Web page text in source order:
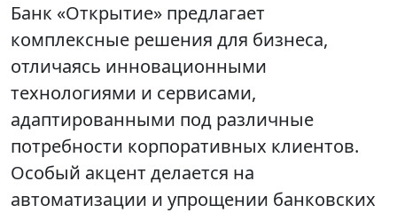
Банк «Открытие» предлагает
комплексные решения для бизнеса,
отличаясь инновационными
технологиями и сервисами,
адаптированными под различные
потребности корпоративных клиентов.
Особый акцент делается на
автоматизации и упрощении банковских